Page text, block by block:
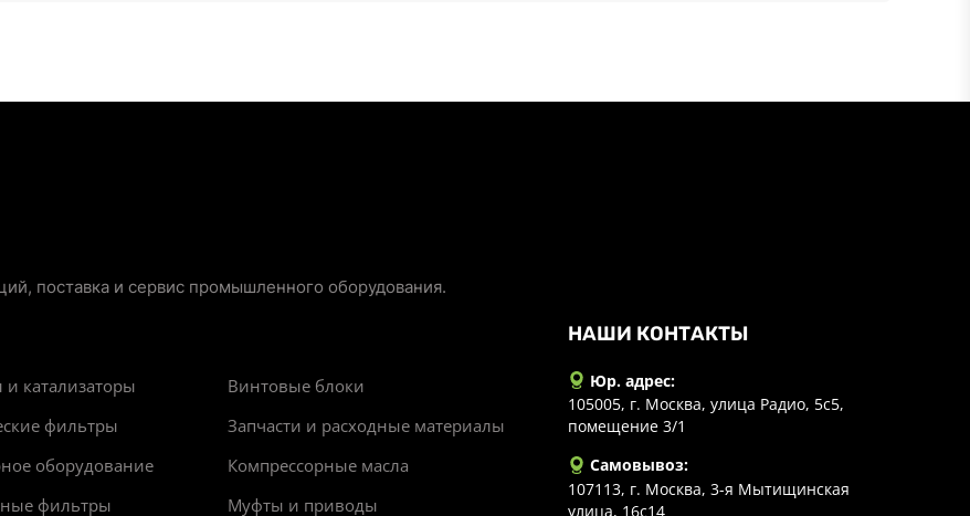
поставка и сервис промышленного оборудования.
катализаторы
Винтовые блоки
фильтры
Запчасти и расходные материалы
оборудование
Компрессорные масла
фильтры
Муфты и приводы
НАШИ КОНТАКТЫ
Юр. адрес:
105005, г. Москва, улица Радио, 5с5,
помещение 3/1
Самовывоз:
107113, г. Москва, 3-я Мытищинская
улица, 16с14